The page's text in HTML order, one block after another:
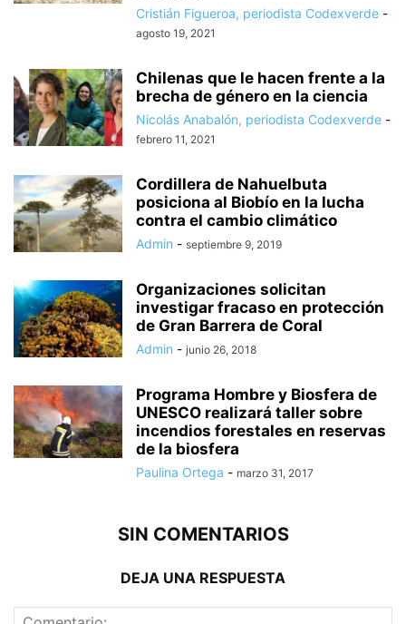
Cristián Figueroa, periodista Codexverde -
agosto 19, 2021
Chilenas que le hacen frente a la
brecha de género en la ciencia
Nicolás Anabalón, periodista Codexverde -
febrero 11, 2021
Cordillera de Nahuelbuta
posiciona al Biobío en la lucha
contra el cambio climático
Admin - septiembre 9, 2019
Organizaciones solicitan
investigar fracaso en protección
de Gran Barrera de Coral
Admin - junio 26, 2018
Programa Hombre y Biosfera de
UNESCO realizará taller sobre
incendios forestales en reservas
de la biosfera
Paulina Ortega - marzo 31, 2017
SIN COMENTARIOS
DEJA UNA RESPUESTA